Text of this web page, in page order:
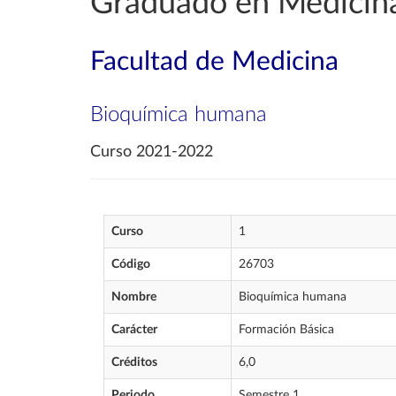
Facultad de Medicina
Bioquímica humana
Curso 2021-2022
Curso 1
Código 26703
Nombre Bioquímica humana
Carácter Formación Básica
Créditos 6,0